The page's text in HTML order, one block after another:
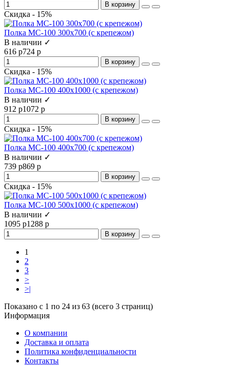
В корзину
Скидка - 15%
Полка МС-100 300x700 (с крепежом)
В наличии ✓
616 р724 р
В корзину
Скидка - 15%
Полка МС-100 400x1000 (с крепежом)
В наличии ✓
912 р1072 р
В корзину
Скидка - 15%
Полка МС-100 400x700 (с крепежом)
В наличии ✓
739 р869 р
В корзину
Скидка - 15%
Полка МС-100 500x1000 (с крепежом)
В наличии ✓
1095 р1288 р
В корзину
1
2
3
>
>|
Показано с 1 по 24 из 63 (всего 3 страниц)
Информация
О компании
Доставка и оплата
Политика конфиденциальности
Контакты